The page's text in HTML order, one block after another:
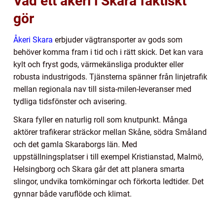
gör
Åkeri Skara erbjuder vägtransporter av gods som
behöver komma fram i tid och i rätt skick. Det kan vara
kylt och fryst gods, värmekänsliga produkter eller
robusta industrigods. Tjänsterna spänner från linjetrafik
mellan regionala nav till sista-milen-leveranser med
tydliga tidsfönster och avisering.
Skara fyller en naturlig roll som knutpunkt. Många
aktörer trafikerar sträckor mellan Skåne, södra Småland
och det gamla Skaraborgs län. Med
uppställningsplatser i till exempel Kristianstad, Malmö,
Helsingborg och Skara går det att planera smarta
slingor, undvika tomkörningar och förkorta ledtider. Det
gynnar både varuflöde och klimat.